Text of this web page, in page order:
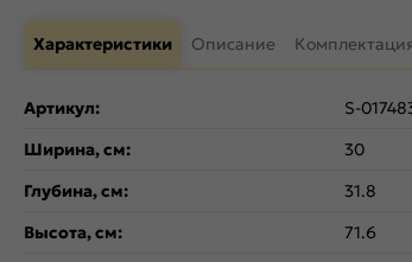
Характеристики Описание
Артикул:
S-
Ширина, см:
30
Глубина, см:
31.8
Высота, см:
71.6